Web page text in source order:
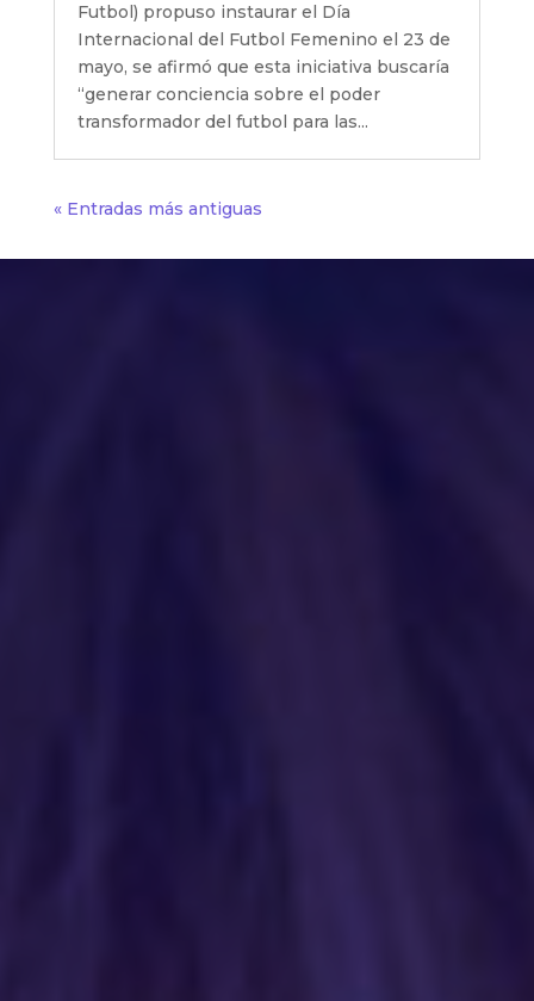
Futbol) propuso instaurar el Día
Internacional del Futbol Femenino el 23 de
mayo, se afirmó que esta iniciativa buscaría
“generar conciencia sobre el poder
transformador del futbol para las...
« Entradas más antiguas